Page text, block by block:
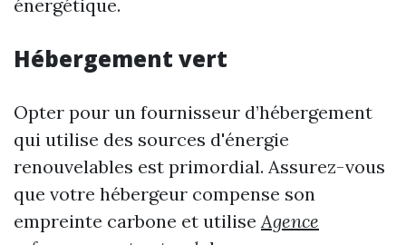
énergétique.
Hébergement vert
Opter pour un fournisseur d’hébergement
qui utilise des sources d'énergie
renouvelables est primordial. Assurez-vous
que votre hébergeur compense son
empreinte carbone et utiliseAgence